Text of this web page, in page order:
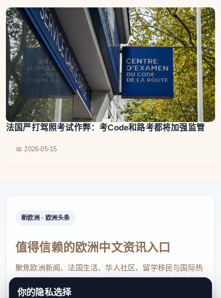
法国严打驾照考试作弊：考Code和路考都将加强监管
📅 2026-05-15
新欧洲 · 欧洲头条
值得信赖的欧洲中文资讯入口
聚焦欧洲新闻、法国生活、华人社区、留学移民与国际热
点，提供及时、真实、实用的中文资讯，帮助海外华人快
速了解欧洲动态。
你的隐私选择